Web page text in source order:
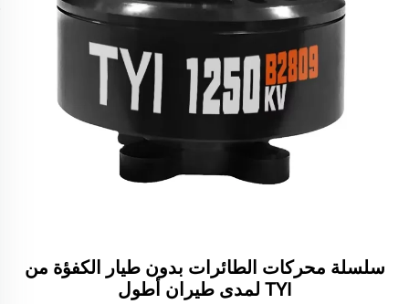
سلسلة محركات الطائرات بدون طيار الكفؤة من
TYI لمدى طيران أطول